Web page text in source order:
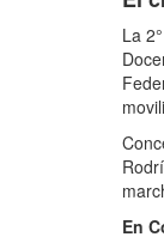
La
En